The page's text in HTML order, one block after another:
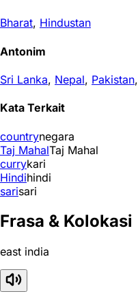
Bharat, Hindustan
Antonim
Sri Lanka, Nepal, Pakistan,
Kata Terkait
countrynegara
Taj MahalTaj Mahal
currykari
Hindihindi
sarisari
Frasa & Kolokasi
east india